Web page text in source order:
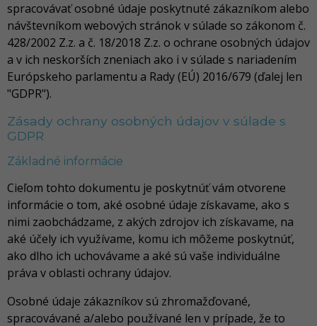
spracovávať osobné údaje poskytnuté zákazníkom alebo
návštevníkom webových stránok v súlade so zákonom č.
428/2002 Z.z. a č. 18/2018 Z.z. o ochrane osobných údajov
a v ich neskorších zneniach ako i v súlade s nariadením
Európskeho parlamentu a Rady (EÚ) 2016/679 (ďalej len
"GDPR").
Zásady ochrany osobných údajov v súlade s
GDPR
Základné informácie
Cieľom tohto dokumentu je poskytnúť vám otvorene
informácie o tom, aké osobné údaje získavame, ako s
nimi zaobchádzame, z akých zdrojov ich získavame, na
aké účely ich využívame, komu ich môžeme poskytnúť,
ako dlho ich uchovávame a aké sú vaše individuálne
práva v oblasti ochrany údajov.
Osobné údaje zákazníkov sú zhromažďované,
spracovávané a/alebo používané len v prípade, že to